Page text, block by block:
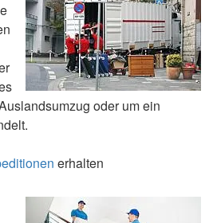
oder um ein
erhalten